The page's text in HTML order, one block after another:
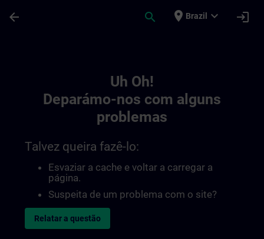
arrow_back search place Brazil expand_more login
Uh Oh!
Deparámo-nos com alguns
problemas
Talvez queira fazê-lo:
Esvaziar a cache e voltar a carregar a
página.
Suspeita de um problema com o site?
Relatar a questão